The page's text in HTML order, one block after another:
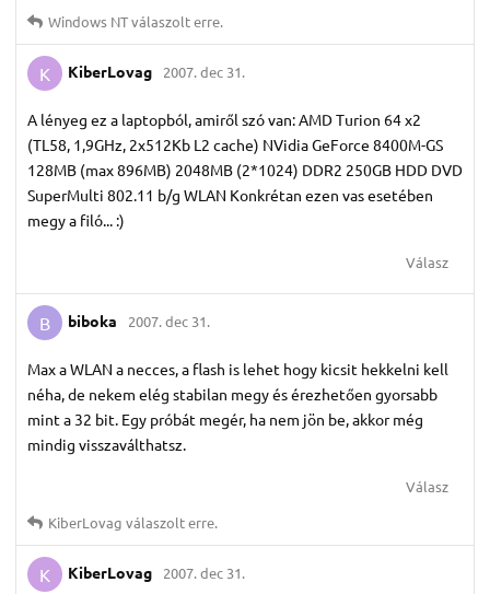
Windows NTválaszolt erre.
K KiberLovag 2007. dec 31.
A lényeg ez a laptopból, amiről szó van: AMD Turion 64 x2
(TL58, 1,9GHz, 2x512Kb L2 cache) NVidia GeForce 8400M-GS
128MB (max 896MB) 2048MB (2*1024) DDR2 250GB HDD DVD
SuperMulti 802.11 b/g WLAN Konkrétan ezen vas esetében
megy a filó... :)
Válasz
B biboka 2007. dec 31.
Max a WLAN a necces, a flash is lehet hogy kicsit hekkelni kell
néha, de nekem elég stabilan megy és érezhetően gyorsabb
mint a 32 bit. Egy próbát megér, ha nem jön be, akkor még
mindig visszaválthatsz.
Válasz
KiberLovag válaszolt erre.
K KiberLovag 2007. dec 31.